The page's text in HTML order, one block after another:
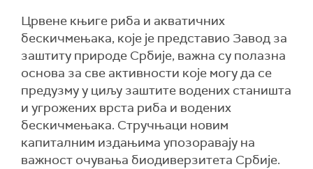
Црвене књиге риба и акватичних
бескичмењака, које је представио Завод за
заштиту природе Србије, важна су полазна
основа за све активности које могу да се
предузму у циљу заштите водених станишта
и угрожених врста риба и водених
бескичмењака. Стручњаци новим
капиталним издањима упозоравају на
важност очувања биодиверзитета Србије.